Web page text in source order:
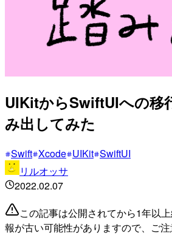
UIKitからSwiftUIへの移
み出してみた
Swift Xcode UIKit SwiftUI
リルオッサ
2022.02.07
この記事は公開されてから1年以
報が古い可能性がありますので、ご注